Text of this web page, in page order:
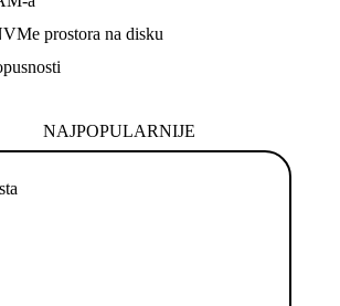
prostora na disku
NAJPOPULARNIJE